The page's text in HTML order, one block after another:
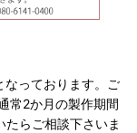
なっております。ご
常2か月の製作期間
らご相談下さいま